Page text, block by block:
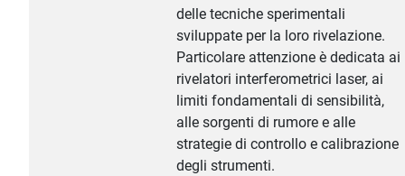
delle tecniche sperimentali
sviluppate per la loro rivelazione.
Particolare attenzione è dedicata ai
rivelatori interferometrici laser, ai
limiti fondamentali di sensibilità,
alle sorgenti di rumore e alle
strategie di controllo e calibrazione
degli strumenti.